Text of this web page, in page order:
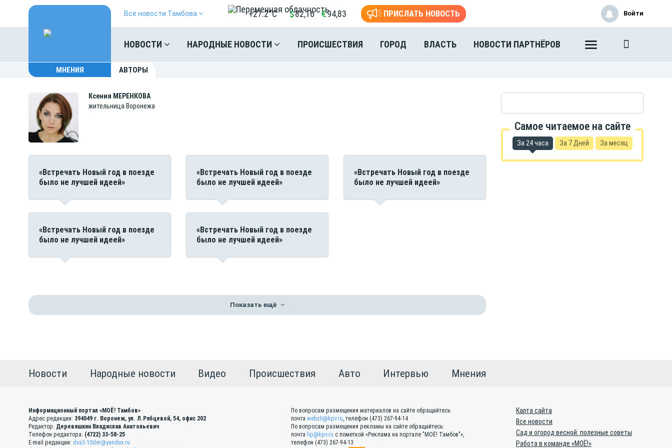
Все новости Тамбова +27.2°C 82,16 94,83 ПРИСЛАТЬ НОВОСТЬ
НОВОСТИ НАРОДНЫЕ НОВОСТИ ПРОИСШЕСТВИЯ ГОРОД ВЛАСТЬ НОВОСТИ ПАРТНЁРОВ
Войти
МНЕНИЯ АВТОРЫ
Ксения МЕРЕНКОВА
жительница Воронежа
«Встречать Новый год в поезде
было не лучшей идеей»
«Встречать Новый год в поезде
было не лучшей идеей»
«Встречать Новый год в поезде
было не лучшей идеей»
«Встречать Новый год в поезде
было не лучшей идеей»
«Встречать Новый год в поезде
было не лучшей идеей»
Показать ещё
Самое читаемое на сайте
За 24 часа За 7 Дней За месяц
Новости Народные новости Видео Происшествия Авто Интервью Мнения
Информационный портал «МОЁ! Тамбов»
Адрес редакции: 394049 г. Воронеж, ул. Л.Рябцевой, 54, офис 202
Редактор: Деревяшкин Владислав Анатольевич
Телефон редактора: (4722) 33-58-25
E-mail редакции: dva3-10der@yandex.ru
По вопросам размещения материалов на сайте обращайтесь:
почта webzb@kpv.ru, телефон (473) 267-94-14
По вопросам размещения рекламы на сайте обращайтесь:
почта lip@kpv.ru с пометкой «Реклама на портале "МОЁ! Тамбов"»,
телефон (473) 267-94-13
Карта сайта
Все новости
Сад и огород весной: полезные советы
Работа в команде «МОЁ!»